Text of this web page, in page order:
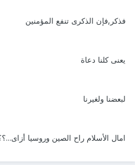
فذكر,فإن الذكرى تنفع المؤمنين
يعنى كلنا دعاة
لبعضنا ولغيرنا
امال الأسلام راح الصين وروسيا أزاى...؟؟